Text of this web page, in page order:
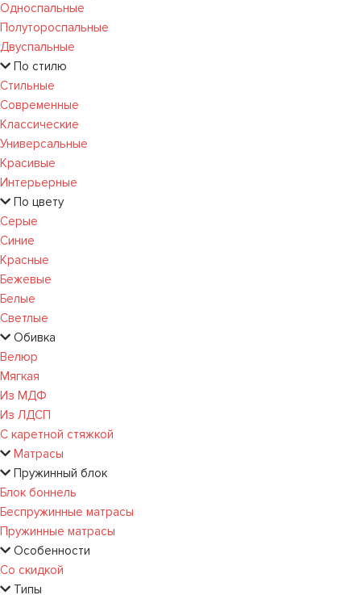
Односпальные
Полутороспальные
Двуспальные
По стилю
Стильные
Современные
Классические
Универсальные
Красивые
Интерьерные
По цвету
Серые
Синие
Красные
Бежевые
Белые
Светлые
Обивка
Велюр
Мягкая
Из МДФ
Из ЛДСП
С каретной стяжкой
Матрасы
Пружинный блок
Блок боннель
Беспружинные матрасы
Пружинные матрасы
Особенности
Со скидкой
Типы